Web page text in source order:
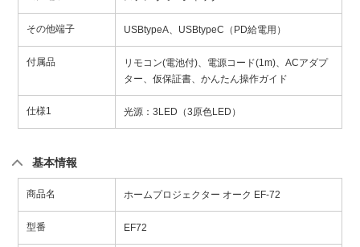
その他端子 USBtypeA、USBtypeC（PD給電用）
付属品
リモコン(電池付)、電源コード(1m)、ACアダプ
ター、仮保証書、かんたん操作ガイド
仕様1 光源：3LED（3原色LED）
基本情報
商品名 ホームプロジェクター オーク EF-72
型番 EF72